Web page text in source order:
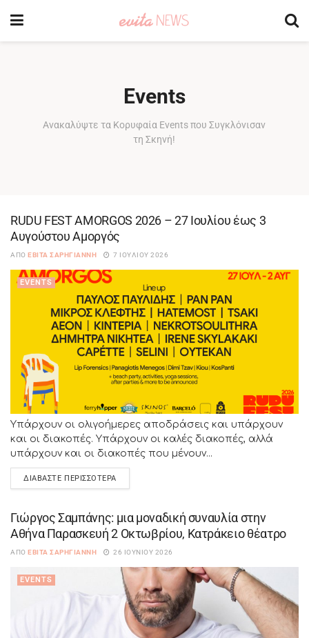
Events
Ανακαλύψτε τα Κορυφαία Events που Συγκλόνισαν
τη Σκηνή!
RUDU FEST AMORGOS 2026 – 27 Ιουλίου έως 3
Αυγούστου Αμοργός
ΑΠΌ ΕΒΊΤΑ ΣΑΡΗΓΙΆΝΝΗ 7 ΙΟΥΛΊΟΥ 2026
EVENTS
Υπάρχουν οι ολιγοήμερες αποδράσεις και υπάρχουν
και οι διακοπές. Υπάρχουν οι καλές διακοπές, αλλά
υπάρχουν και οι διακοπές που μένουν...
ΔΙΑΒΆΣΤΕ ΠΕΡΙΣΣΌΤΕΡΑ
Γιώργος Σαμπάνης: μια μοναδική συναυλία στην
Αθήνα Παρασκευή 2 Οκτωβρίου, Κατράκειο θέατρο
ΑΠΌ ΕΒΊΤΑ ΣΑΡΗΓΙΆΝΝΗ 26 ΙΟΥΝΊΟΥ 2026
EVENTS